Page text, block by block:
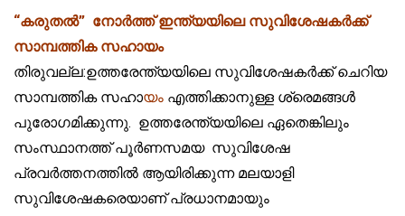
“കരുതൽ” നോർത്ത് ഇന്ത്യയിലെ സുവിശേഷകർക്ക്
സാമ്പത്തിക സഹായം
തിരുവല്ല:ഉത്തരേന്ത്യയിലെ സുവിശേഷകർക്ക് ചെറിയ
സാമ്പത്തിക സഹായം എത്തിക്കാനുള്ള ശ്രെമങ്ങൾ
പുരോഗമിക്കുന്നു. ഉത്തരേന്ത്യയിലെ ഏതെങ്കിലും
സംസ്ഥാനത്ത് പൂർണസമയ സുവിശേഷ
പ്രവർത്തനത്തിൽ ആയിരിക്കുന്ന മലയാളി
സുവിശേഷകരെയാണ് പ്രധാനമായും